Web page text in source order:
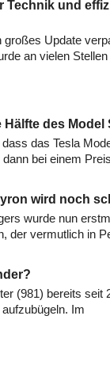
Technik und
großes Update
an vielen Stellen
des Model
das Tesla
bei einem
wird noch
wurde nun
der vermutlich in
(981) bereits seit
Im